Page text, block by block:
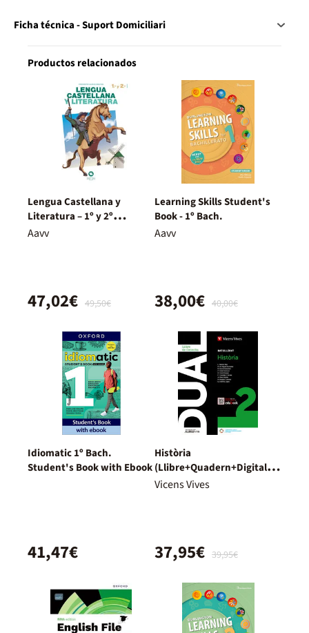
Ficha técnica - Suport Domiciliari
Productos relacionados
Lengua Castellana y
Literatura – 1º y 2º
Bachillerato – Nuevo
Aavv
49,50€
47,02€
Learning Skills Student's
Book - 1º Bach.
Aavv
40,00€
38,00€
Idiomatic 1º Bach.
Student's Book with Ebook
41,47€
Història
(Llibre+Quadern+Digital)
Dual
Vicens Vives
39,95€
37,95€